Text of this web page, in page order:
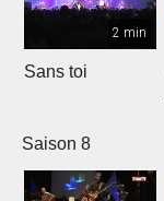
2 min
Sans toi
Saison 8